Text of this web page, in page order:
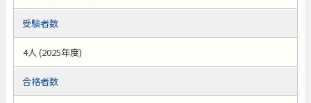
受験者数
4人 (2025年度)
合格者数